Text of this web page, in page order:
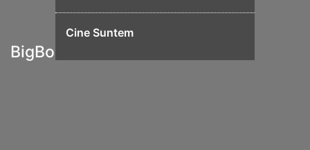
Cine Suntem
BigBoss Studio